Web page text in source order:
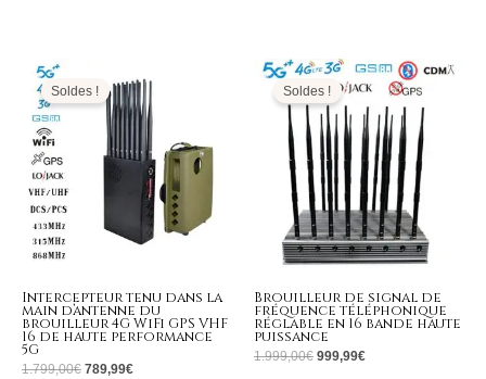
Soldes !
Intercepteur tenu dans la
main d’antenne du
brouilleur 4G WiFi GPS VHF
16 de haute performance
5G
1.799,00€
initial
était :
1.799,00€.
789,99€
prix
actuel
est :
789,99€.
Soldes !
Brouilleur de signal de
fréquence téléphonique
réglable en 16 bande haute
puissance
1.999,00€
Le
prix
initial
était :
1.999,00€.
999,99€
Le
prix
actuel
999,99€.